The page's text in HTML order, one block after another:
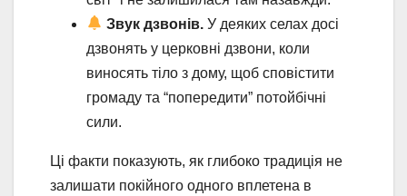
Звук дзвонів. У деяких селах досі
дзвонять у церковні дзвони, коли
виносять тіло з дому, щоб сповістити
громаду та “попередити” потойбічні
сили.
Ці факти показують, як глибоко традиція не
залишати покійного одного вплетена в